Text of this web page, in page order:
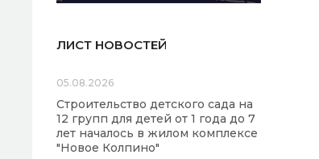
ЛИСТ НОВОСТЕЙ
05.08.2026
Строительство детского сада на
12 групп для детей от 1 года до 7
лет началось в жилом комплексе
"Новое Колпино"